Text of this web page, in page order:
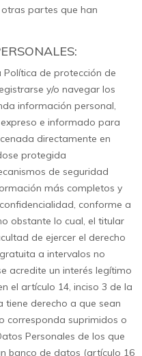
partes que han
Política de protección de
y/o navegar los
información personal,
e informado para
directamente en
protegida
de seguridad
más completos y
conforme a
obstante lo cual, el titular
de ejercer el derecho
a intervalos no
acredite un interés legítimo
el artículo 14, inciso 3 de la
tiene derecho a que sean
corresponda suprimidos o
Personales de los que
banco de datos (artículo 16